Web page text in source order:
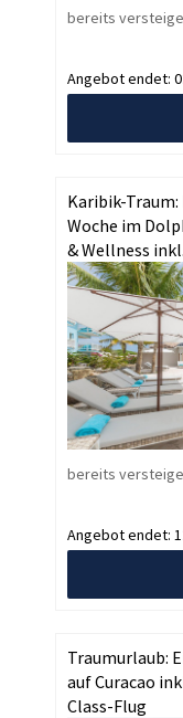
bereits
Angebot endet:
Karibik-Traum:
Woche im
& Wellness
bereits
Angebot endet:
Traumurlaub:
auf Curacao
Class-Flug